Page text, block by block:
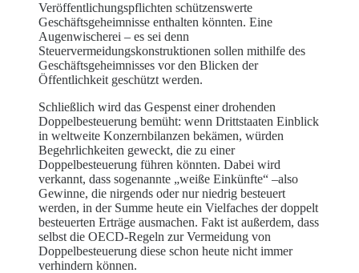
Veröffentlichungspflichten schützenswerte
Geschäftsgeheimnisse enthalten könnten. Eine
Augenwischerei – es sei denn
Steuervermeidungskonstruktionen sollen mithilfe des
Geschäftsgeheimnisses vor den Blicken der
Öffentlichkeit geschützt werden.
Schließlich wird das Gespenst einer drohenden
Doppelbesteuerung bemüht: wenn Drittstaaten Einblick
in weltweite Konzernbilanzen bekämen, würden
Begehrlichkeiten geweckt, die zu einer
Doppelbesteuerung führen könnten. Dabei wird
verkannt, dass sogenannte „weiße Einkünfte“ –also
Gewinne, die nirgends oder nur niedrig besteuert
werden, in der Summe heute ein Vielfaches der doppelt
besteuerten Erträge ausmachen. Fakt ist außerdem, dass
selbst die OECD-Regeln zur Vermeidung von
Doppelbesteuerung diese schon heute nicht immer
verhindern können.